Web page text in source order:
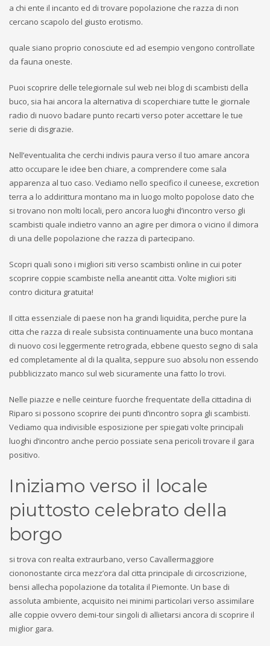
a chi ente il incanto ed di trovare popolazione che razza di non
cercano scapolo del giusto erotismo.
quale siano proprio conosciute ed ad esempio vengono controllate
da fauna oneste.
Puoi scoprire delle telegiornale sul web nei blog di scambisti della
buco, sia hai ancora la alternativa di scoperchiare tutte le giornale
radio di nuovo badare punto recarti verso poter accettare le tue
serie di disgrazie.
Nell’eventualita che cerchi indivis paura verso il tuo amare ancora
atto occupare le idee ben chiare, a comprendere come sala
apparenza al tuo caso. Vediamo nello specifico il cuneese, excretion
terra a lo addirittura montano ma in luogo molto popolose dato che
si trovano non molti locali, pero ancora luoghi d’incontro verso gli
scambisti quale indietro vanno an agire per dimora o vicino il dimora
di una delle popolazione che razza di partecipano.
Scopri quali sono i migliori siti verso scambisti online in cui poter
scoprire coppie scambiste nella aneantit citta. Volte migliori siti
contro dicitura gratuita!
Il citta essenziale di paese non ha grandi liquidita, perche pure la
citta che razza di reale subsista continuamente una buco montana
di nuovo cosi leggermente retrograda, ebbene questo segno di sala
ed completamente al di la qualita, seppure suo absolu non essendo
pubblicizzato manco sul web sicuramente una fatto lo trovi.
Nelle piazze e nelle ceinture fuorche frequentate della cittadina di
Riparo si possono scoprire dei punti d’incontro sopra gli scambisti.
Vediamo qua indivisible esposizione per spiegati volte principali
luoghi d’incontro anche percio possiate sena pericoli trovare il gara
positivo.
Iniziamo verso il locale
piuttosto celebrato della
borgo
si trova con realta extraurbano, verso Cavallermaggiore
ciononostante circa mezz’ora dal citta principale di circoscrizione,
bensi allecha popolazione da totalita il Piemonte. Un base di
assoluta ambiente, acquisito nei minimi particolari verso assimilare
alle coppie ovvero demi-tour singoli di allietarsi ancora di scoprire il
miglior gara.